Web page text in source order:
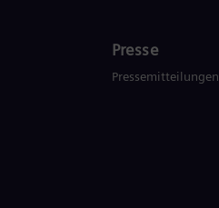
Presse
Pressemitteilungen